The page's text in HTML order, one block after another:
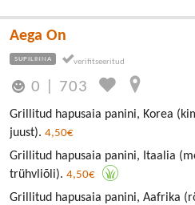
Aega On
SUPILINNA
0 703
Grillitud hapusaia panini, Korea
juust). 4,50€
Grillitud hapusaia panini, Itaalia
trühvliõli). 4,50€
Grillitud hapusaia panini, Aafrika